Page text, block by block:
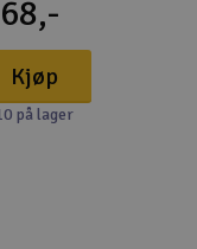
68,-
Kjøp
på lager